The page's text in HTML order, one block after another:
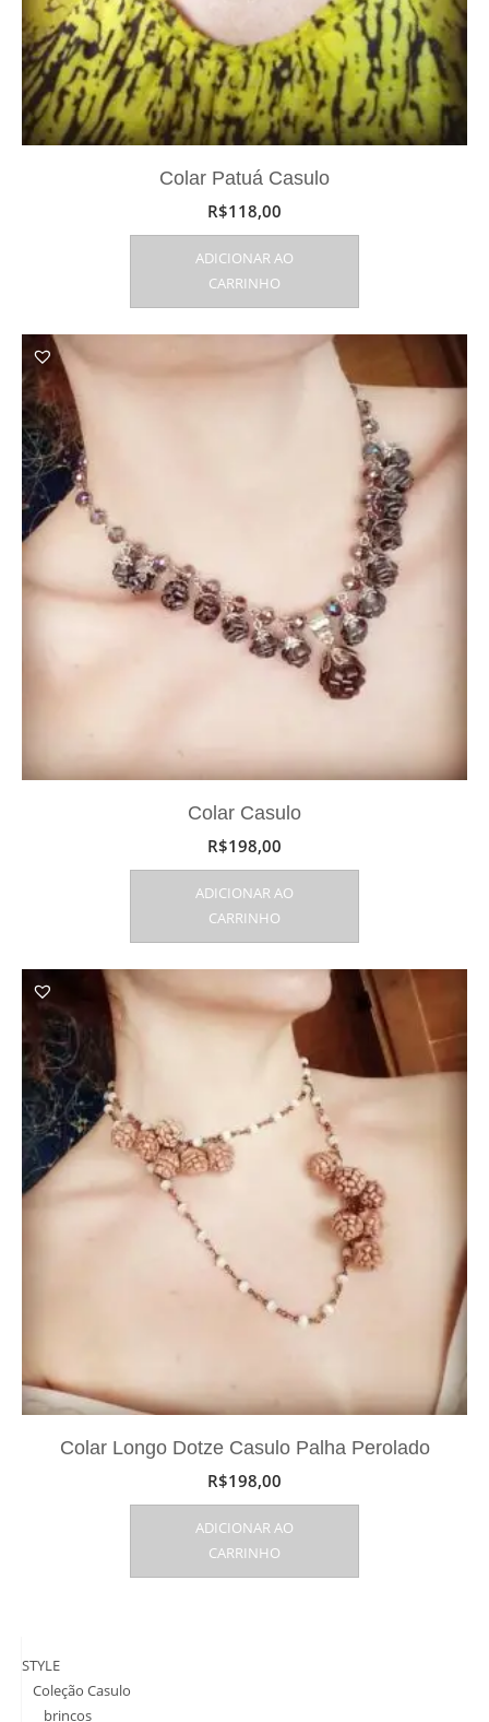
Colar Patuá Casulo
R$118,00
ADICIONAR AO
CARRINHO
Colar Casulo
R$198,00
ADICIONAR AO
CARRINHO
Colar Longo Dotze Casulo Palha Perolado
R$198,00
ADICIONAR AO
CARRINHO
STYLE
Coleção Casulo
brincos